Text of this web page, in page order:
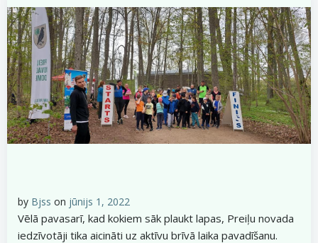
by Bjss on jūnijs 1, 2022
Vēlā pavasarī, kad kokiem sāk plaukt lapas, Preiļu novada
iedzīvotāji tika aicināti uz aktīvu brīvā laika pavadīšanu.